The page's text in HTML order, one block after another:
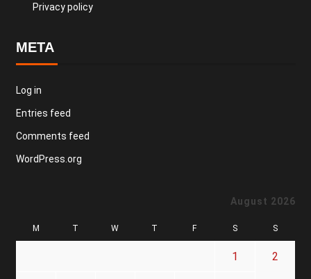
Privacy policy
META
Log in
Entries feed
Comments feed
WordPress.org
August 2026
M T W T F S S
1 2